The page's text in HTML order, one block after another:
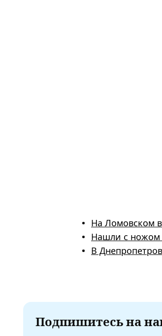
На Ломовском
Нашли с ножом
В
Подпишитесь на